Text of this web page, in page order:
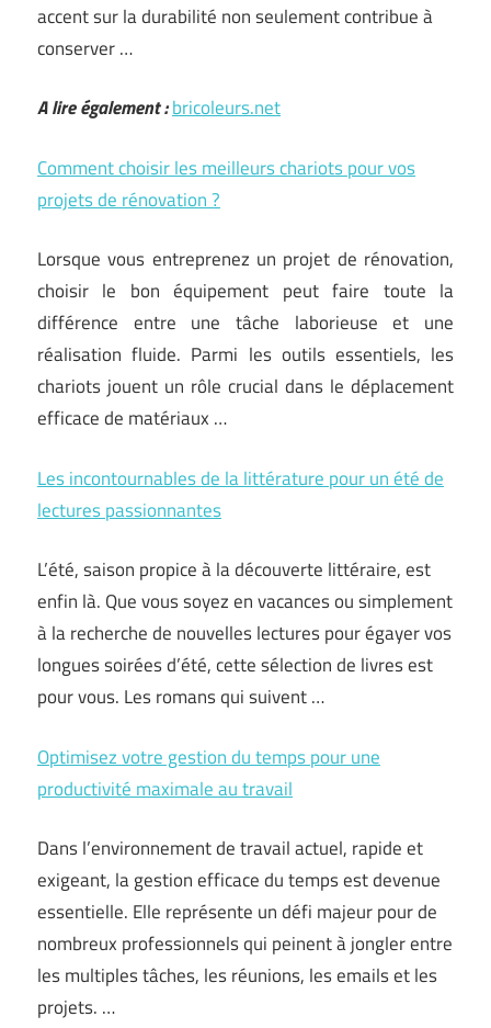
accent sur la durabilité non seulement contribue à
conserver …
A lire également :bricoleurs.net
Comment choisir les meilleurs chariots pour vos
projets de rénovation ?
Lorsque vous entreprenez un projet de rénovation,
choisir le bon équipement peut faire toute la
différence entre une tâche laborieuse et une
réalisation fluide. Parmi les outils essentiels, les
chariots jouent un rôle crucial dans le déplacement
efficace de matériaux …
Les incontournables de la littérature pour un été de
lectures passionnantes
L’été, saison propice à la découverte littéraire, est
enfin là. Que vous soyez en vacances ou simplement
à la recherche de nouvelles lectures pour égayer vos
longues soirées d’été, cette sélection de livres est
pour vous. Les romans qui suivent …
Optimisez votre gestion du temps pour une
productivité maximale au travail
Dans l’environnement de travail actuel, rapide et
exigeant, la gestion efficace du temps est devenue
essentielle. Elle représente un défi majeur pour de
nombreux professionnels qui peinent à jongler entre
les multiples tâches, les réunions, les emails et les
projets. …